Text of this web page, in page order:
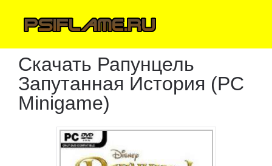
Скачать Рапунцель
Запутанная История (PC
Minigame)